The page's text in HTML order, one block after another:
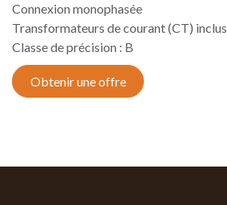
Connexion monophasée
Transformateurs de courant (CT) inclus
Classe de précision : B
Obtenir une offre